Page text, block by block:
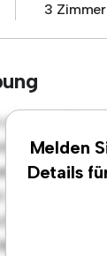
3 Zimmer
Melden
Details
Diese
Die
mit
von
der